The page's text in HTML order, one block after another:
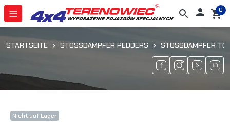
search  shopping_cart
0
STARTSEITE STOSSDÄMPFER PEDDERS STOSSDÄMPFER
Nicht auf Lager